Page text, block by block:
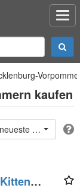
kaufen
oben